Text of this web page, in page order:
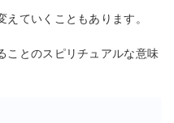
ていくこともあります。
ことのスピリチュアルな意味